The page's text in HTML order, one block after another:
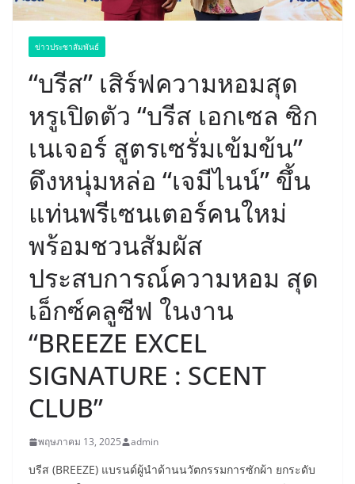
ข่าวประชาสัมพันธ์
“บรีส” เสิร์ฟความหอมสุด
หรูเปิดตัว “บรีส เอกเซล ซิก
เนเจอร์ สูตรเซรั่มเข้มข้น”
ดึงหนุ่มหล่อ “เจมีไนน์” ขึ้น
แท่นพรีเซนเตอร์คนใหม่
พร้อมชวนสัมผัส
ประสบการณ์ความหอม สุด
เอ็กซ์คลูซีฟ ในงาน
“BREEZE EXCEL
SIGNATURE : SCENT
CLUB”
พฤษภาคม 13, 2025 admin
บรีส (BREEZE) แบรนด์ผู้นำด้านนวัตกรรมการซักผ้า ยกระดับ